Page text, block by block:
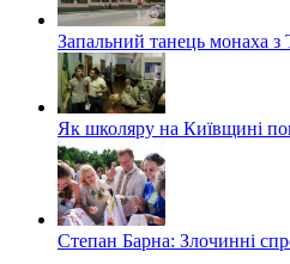
Запальний танець монаха
Як школяру на Київщині
Степан Барна: Злочинні